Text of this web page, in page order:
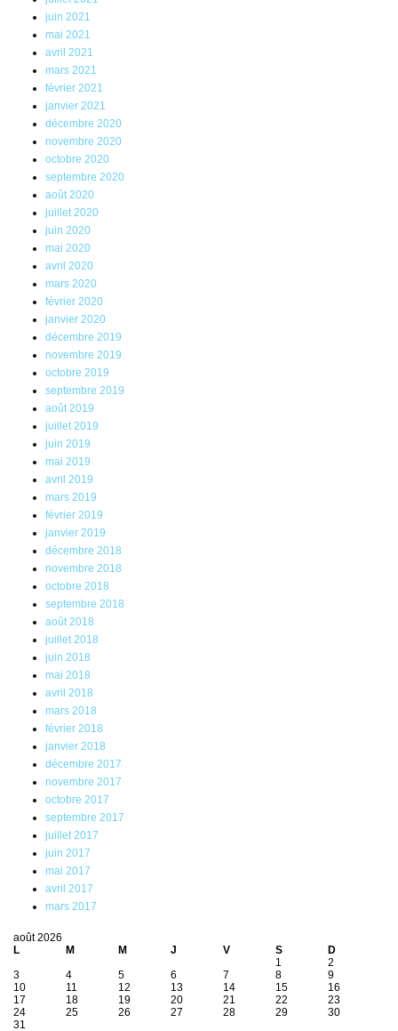
juin 2021
mai 2021
avril 2021
mars 2021
février 2021
janvier 2021
décembre 2020
novembre 2020
octobre 2020
septembre 2020
août 2020
juillet 2020
juin 2020
mai 2020
avril 2020
mars 2020
février 2020
janvier 2020
décembre 2019
novembre 2019
octobre 2019
septembre 2019
août 2019
juillet 2019
juin 2019
mai 2019
avril 2019
mars 2019
février 2019
janvier 2019
décembre 2018
novembre 2018
octobre 2018
septembre 2018
août 2018
juillet 2018
juin 2018
mai 2018
avril 2018
mars 2018
février 2018
janvier 2018
décembre 2017
novembre 2017
octobre 2017
septembre 2017
juillet 2017
juin 2017
mai 2017
avril 2017
mars 2017
août 2026
L
M M J V S
D
1
2
3
4 5 6 7 8
9
10
11 12 13 14 15
16
17
18 19 20 21 22
23
24
25 26 27 28 29
30
31